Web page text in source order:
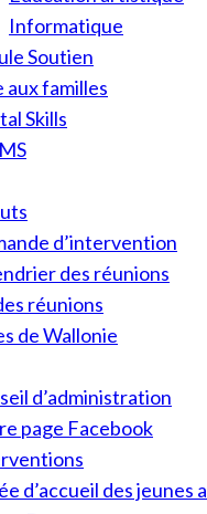
Informatique
Soutien
aux familles
Skills
d’intervention
des réunions
réunions
de Wallonie
d’administration
page Facebook
d’accueil des jeunes